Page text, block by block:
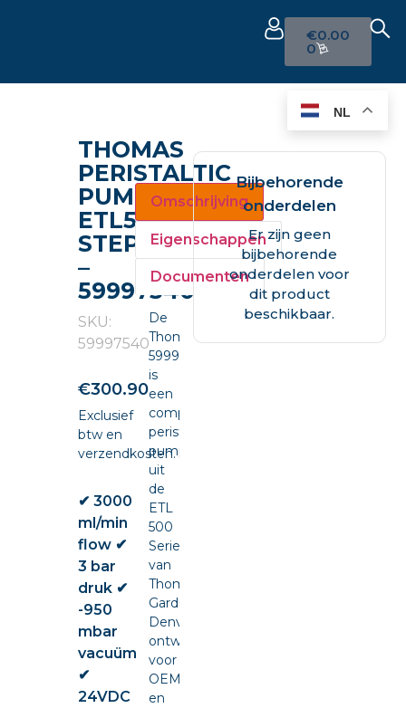
€0.00
0
THOMAS
PERISTALTIC
PUMP
ETL500
STEPPER
–
59997540
SKU:
59997540
€300.90
Exclusief
btw en
verzendkosten.
✔ 3000
ml/min
flow ✔
3 bar
druk ✔
-950
mbar
vacuüm
✔
24VDC
Omschrijving
Eigenschappen
Documenten
De
Thomas
59997540
is
een
compacte
peristaltic
pump
uit
de
ETL
500
Series
van
Thomas
Gardner
Denver,
ontwikkeld
voor
OEM-
en
Bijbehorende
onderdelen
Er zijn geen
bijbehorende
onderdelen voor
dit product
beschikbaar.
NL